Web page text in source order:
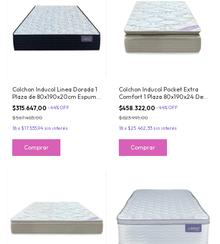
Colchon Inducol Linea Dorada 1
Plaza de 80x190x20cm Espuma
de Alta Densidad Extra Firme
$315.647,00 -44%OFF
$567.483,00
18x $17.535,94 sin interés
Colchon Inducol Pocket Extra
Comfort 1 Plaza 80x190x24 De
Resortes con PillowTop
$458.322,00 -44%OFF
$823.991,00
18x $25.462,33 sin interés